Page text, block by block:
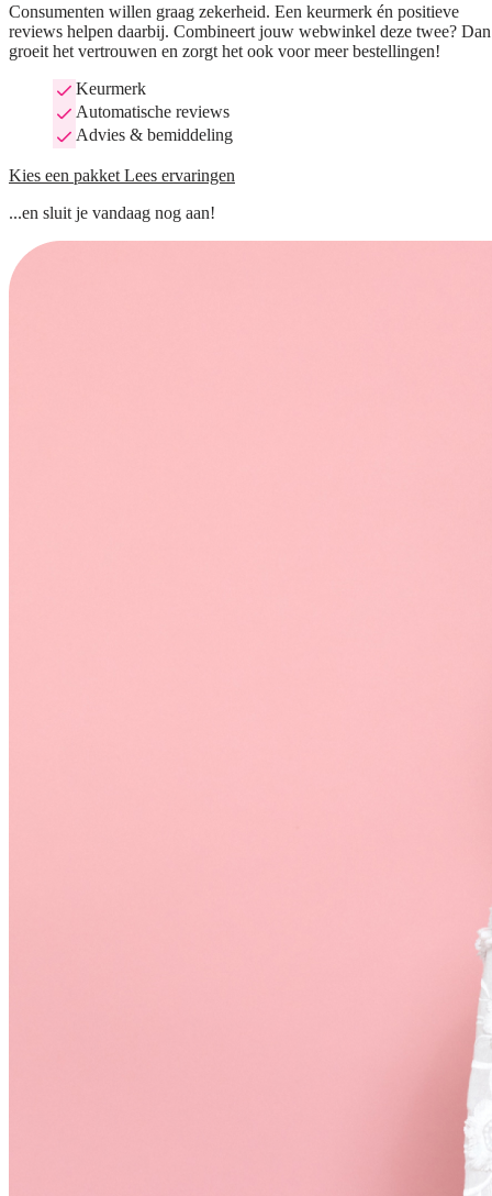
Consumenten willen graag zekerheid. Een keurmerk én positieve
reviews helpen daarbij. Combineert jouw webwinkel deze twee? Dan
groeit het vertrouwen en zorgt het ook voor meer bestellingen!
Keurmerk
Automatische reviews
Advies & bemiddeling
Kies een pakket Lees ervaringen
...en sluit je vandaag nog aan!